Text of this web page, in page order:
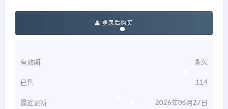
登录后购买
有效期 永久
已售 114
最近更新 2026年06月27日